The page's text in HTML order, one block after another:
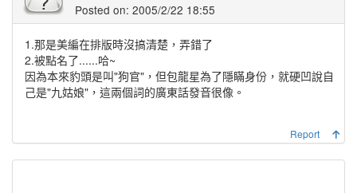
Posted on: 2005/2/22 18:55
1.那是美編在排版時沒搞清楚，弄錯了
2.被點名了......哈~
因為本來豹頭是叫"狗官"，但包龍星為了隱瞞身份，就硬凹說自
己是"九姑娘"，這兩個詞的廣東話發音很像。
Report